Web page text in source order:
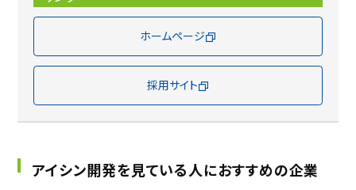
ホームページ
採用サイト
アイシン開発を見ている人におすすめの企業